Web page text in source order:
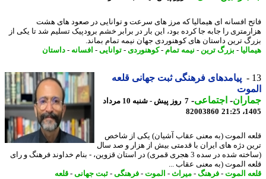
افسانه ای هیمالیا که مرز های سرعت و توانایی در صعود های هشت
را جابه جا کرده بود، این بار در برابر خشم برودپیک تسلیم شد تا یکی از
ترین داستان های کوهنوردی جهان نیمه تمام بماند.
-بزرگ ترین- نیمه تمام -کوهنوردی-توانایی -افسانه-داستان
پیامدهای فرهنگی ثبت جهانی قلعه
- اجتماعی-
7 روز پیش - شنبه 10 مرداد
82003860
الموت (به معنی عقاب آشیان) یکی از شاخص
دژه های ایران با قدمتی بیش از هزار و صد سال
(ساخته شده در سده 3 هجری قمری) در استان قزوین، - بنام خداوند فرهنگ و رای
الموت (به معنی عقاب ...
الموت-فرهنگ -میراث- الموت-فرهنگی-ثبت جهانی-قلعه